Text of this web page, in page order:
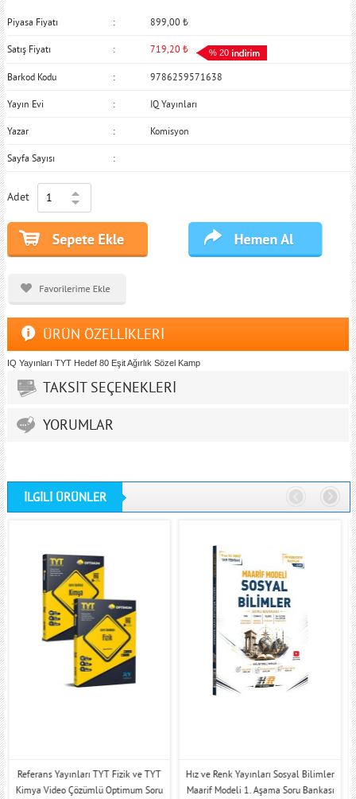
Piyasa Fiyatı 899,00 ₺
Satış Fiyatı 719,20 ₺ % 20
Barkod Kodu 9786259571638
Yayın Evi IQ Yayınları
Yazar Komisyon
Sayfa Sayısı
Adet
ÜRÜN ÖZELLİKLERİ
IQ Yayınları TYT Hedef 80 Eşit Ağırlık Sözel Kamp
TAKSİT SEÇENEKLERİ
YORUMLAR
İLGİLİ ÜRÜNLER
Referans Yayınları TYT Fizik ve TYT
Kimya Video Çözümlü Optimum Soru
Hız ve Renk Yayınları Sosyal Bilimler
Maarif Modeli 1. Aşama Soru Bankası